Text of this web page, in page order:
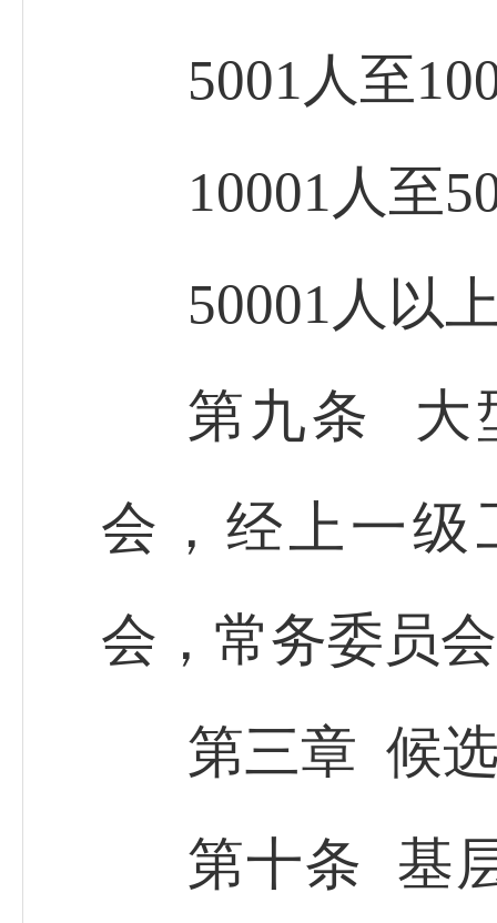
5001人至
10001人至
50001人以
第九条 大
会，经上一级
会，常务委员
第三章 候
第十条 基